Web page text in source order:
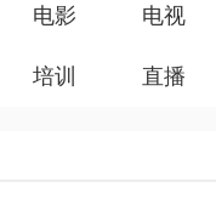
电影 电视
培训 直播